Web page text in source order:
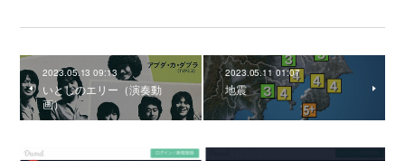
2023.05.13 09:13
いとしのエリー（演奏動
画）
2023.05.11 01:07
地震